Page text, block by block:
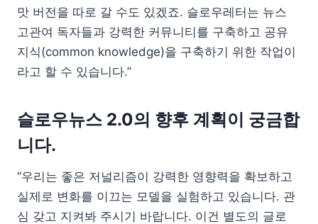
맛 버전을 따로 갈 수도 있겠죠. 슬로우레터는 뉴스
고관여 독자들과 강력한 커뮤니티를 구축하고 공유
지식(common knowledge)을 구축하기 위한 작업이
라고 할 수 있습니다.”
슬로우뉴스 2.0의 향후 계획이 궁금합
니다.
“우리는 좋은 저널리즘이 강력한 영향력을 확보하고
실제로 변화를 이끄는 모델을 실험하고 있습니다. 관
심 갖고 지켜봐 주시기 바랍니다. 이건 별도의 글로